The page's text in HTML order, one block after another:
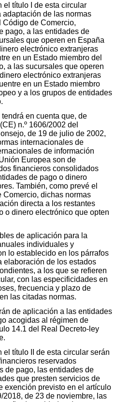
el título I de esta circular
de las normas
de Comercio,
pago, a las entidades de
que operen en España
electrónico extranjeras
en un Estado miembro del
a las sucursales que operen
electrónico extranjeras
en un Estado miembro
y a los grupos de entidades
en cuenta que, de
n.º 1606/2002 del
de 19 de julio de 2002,
internacionales de
de información
Europea son de
financieros consolidados
de pago o dinero
También, como prevé el
dichas normas
directa a los restantes
o dinero electrónico que opten
de aplicación para la
individuales y
lo establecido en los párrafos
elaboración de los estados
a los que se refieren
con las especificidades en
frecuencia y plazo de
las citadas normas.
de aplicación a las entidades
acogidas al régimen de
14.1 del Real Decreto-ley
el título II de esta circular serán
reservados
de pago, las entidades de
que presten servicios de
exención previsto en el artículo
de 23 de noviembre, las